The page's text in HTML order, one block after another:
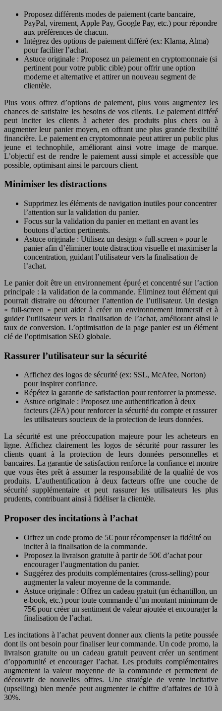
Proposez différents modes de paiement (carte bancaire,
PayPal, virement, Apple Pay, Google Pay, etc.) pour répondre
aux préférences de chacun.
Intégrez des options de paiement différé (ex: Klarna, Alma)
pour faciliter l’achat.
Astuce originale : Proposez un paiement en cryptomonnaie (si
pertinent pour votre public cible) pour offrir une option
moderne et alternative et attirer un nouveau segment de
clientèle.
Plus vous offrez d’options de paiement, plus vous augmentez les
chances de satisfaire les besoins de vos clients. Le paiement différé
peut inciter les clients à acheter des produits plus chers ou à
augmenter leur panier moyen, en offrant une plus grande flexibilité
financière. Le paiement en cryptomonnaie peut attirer un public plus
jeune et technophile, améliorant ainsi votre image de marque.
L’objectif est de rendre le paiement aussi simple et accessible que
possible, optimisant ainsi le parcours client.
Minimiser les distractions
Supprimez les éléments de navigation inutiles pour concentrer
l’attention sur la validation du panier.
Focus sur la validation du panier en mettant en avant les
boutons d’action pertinents.
Astuce originale : Utilisez un design « full-screen » pour le
panier afin d’éliminer toute distraction visuelle et maximiser la
concentration, guidant l’utilisateur vers la finalisation de
l’achat.
Le panier doit être un environnement épuré et concentré sur l’action
principale : la validation de la commande. Éliminez tout élément qui
pourrait distraire ou détourner l’attention de l’utilisateur. Un design
« full-screen » peut aider à créer un environnement immersif et à
guider l’utilisateur vers la finalisation de l’achat, améliorant ainsi le
taux de conversion. L’optimisation de la page panier est un élément
clé de l’optimisation SEO globale.
Rassurer l’utilisateur sur la sécurité
Affichez des logos de sécurité (ex: SSL, McAfee, Norton)
pour inspirer confiance.
Répétez la garantie de satisfaction pour renforcer la promesse.
Astuce originale : Proposez une authentification à deux
facteurs (2FA) pour renforcer la sécurité du compte et rassurer
les utilisateurs soucieux de la protection de leurs données.
La sécurité est une préoccupation majeure pour les acheteurs en
ligne. Affichez clairement les logos de sécurité pour rassurer les
clients quant à la protection de leurs données personnelles et
bancaires. La garantie de satisfaction renforce la confiance et montre
que vous êtes prêt à assumer la responsabilité de la qualité de vos
produits. L’authentification à deux facteurs offre une couche de
sécurité supplémentaire et peut rassurer les utilisateurs les plus
prudents, contribuant ainsi à fidéliser la clientèle.
Proposer des incitations à l’achat
Offrez un code promo de 5€ pour récompenser la fidélité ou
inciter à la finalisation de la commande.
Proposez la livraison gratuite à partir de 50€ d’achat pour
encourager l’augmentation du panier.
Suggérez des produits complémentaires (cross-selling) pour
augmenter la valeur moyenne de la commande.
Astuce originale : Offrez un cadeau gratuit (un échantillon, un
e-book, etc.) pour toute commande d’un montant minimum de
75€ pour créer un sentiment de valeur ajoutée et encourager la
finalisation de l’achat.
Les incitations à l’achat peuvent donner aux clients la petite poussée
dont ils ont besoin pour finaliser leur commande. Un code promo, la
livraison gratuite ou un cadeau gratuit peuvent créer un sentiment
d’opportunité et encourager l’achat. Les produits complémentaires
augmentent la valeur moyenne de la commande et permettent de
découvrir de nouvelles offres. Une stratégie de vente incitative
(upselling) bien menée peut augmenter le chiffre d’affaires de 10 à
30%.